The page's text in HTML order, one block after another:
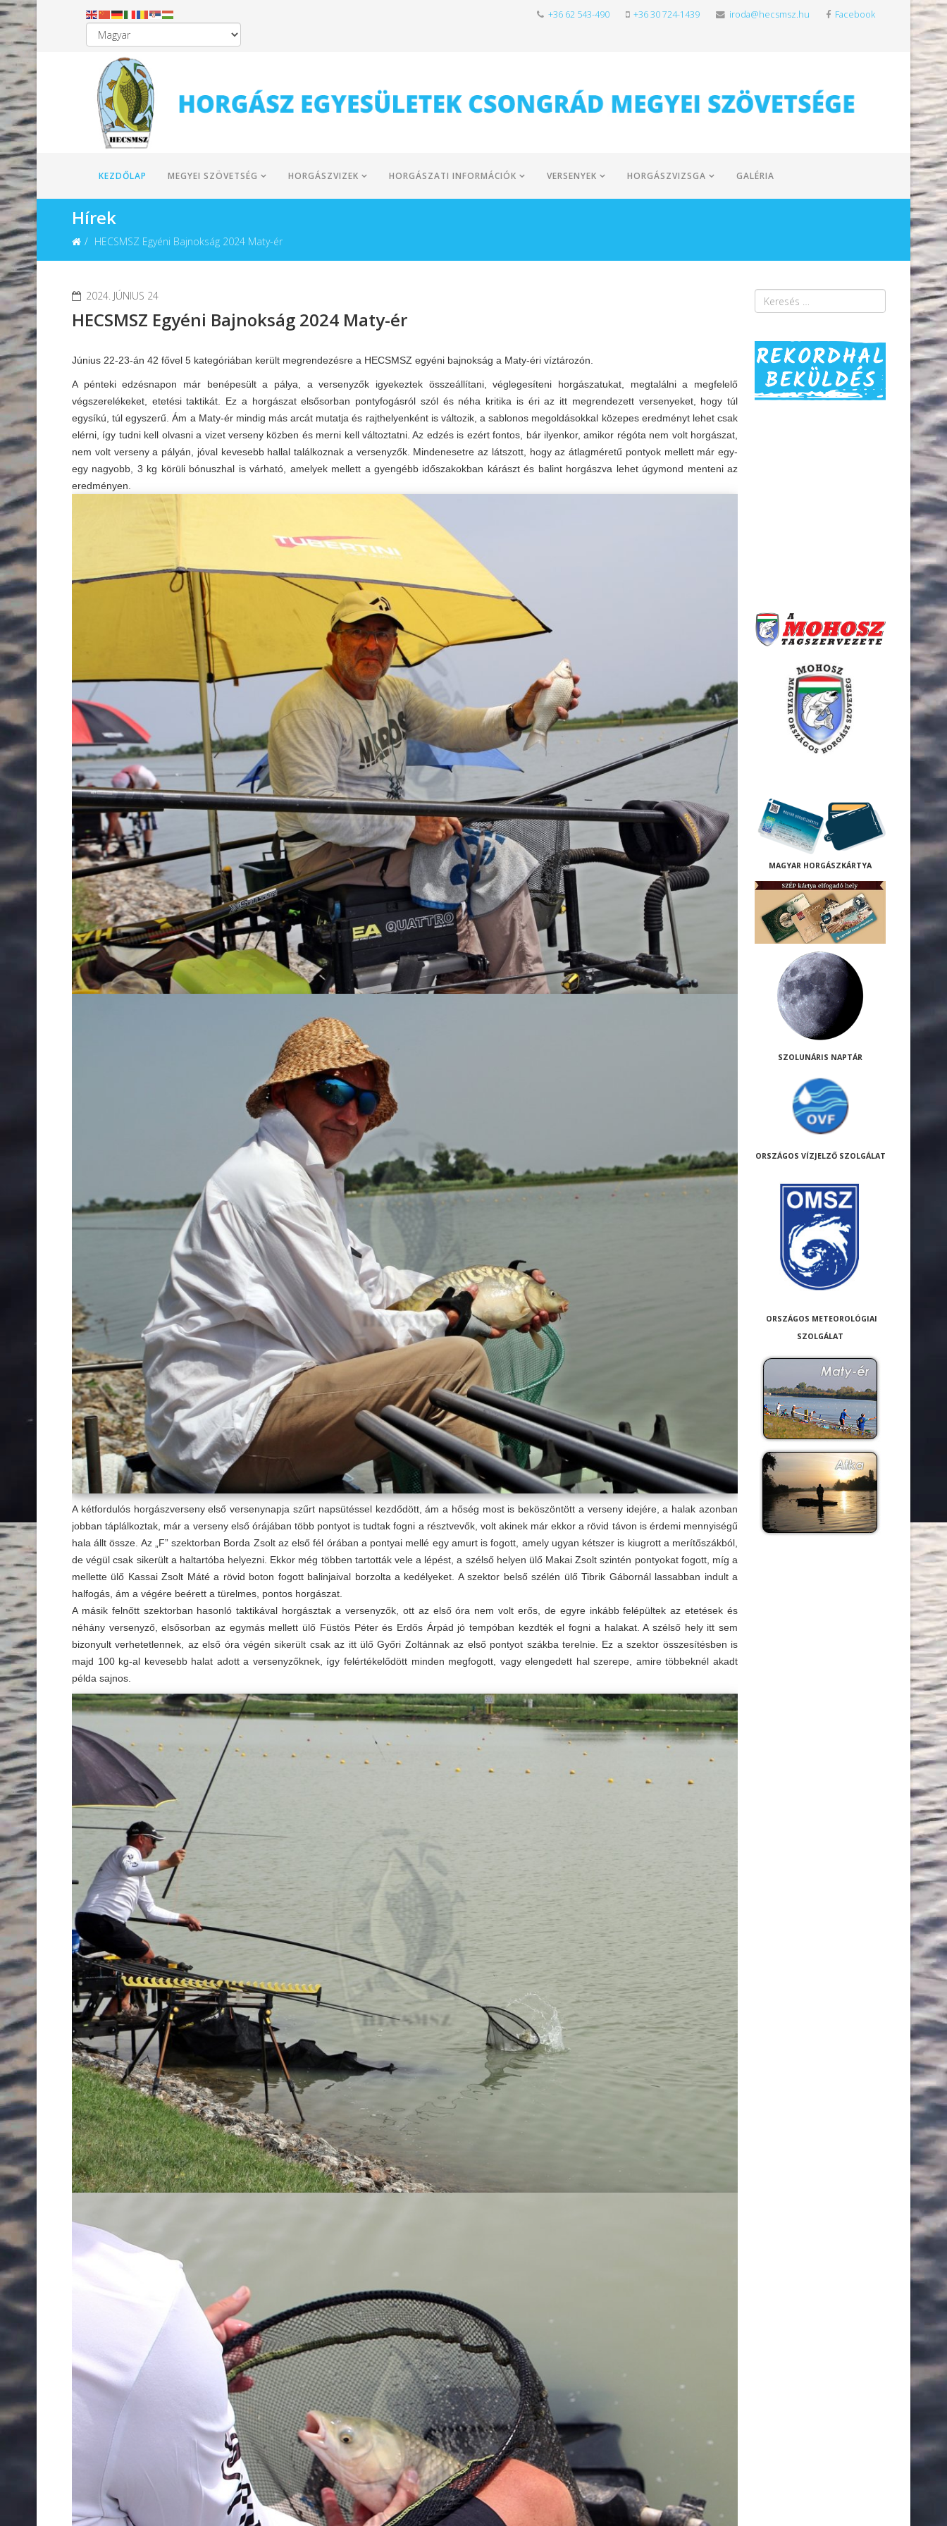
+36 62 543-490 +36 30 724-1439 iroda@hecsmsz.hu Facebook
KEZDŐLAP MEGYEI SZÖVETSÉG HORGÁSZVIZEK HORGÁSZATI INFORMÁCIÓK VERSENYEK HORGÁSZVIZSGA GALÉRIA
Hírek
HECSMSZ Egyéni Bajnokság 2024 Maty-ér
2024. JÚNIUS 24
HECSMSZ Egyéni Bajnokság 2024 Maty-ér
Június 22-23-án 42 fővel 5 kategóriában került megrendezésre a HECSMSZ egyéni bajnokság a Maty-éri víztározón.
A pénteki edzésnapon már benépesült a pálya, a versenyzők igyekeztek összeállítani, véglegesíteni horgászatukat, megtalálni a megfelelő
végszerelékeket, etetési taktikát. Ez a horgászat elsősorban pontyfogásról szól és néha kritika is éri az itt megrendezett versenyeket, hogy túl
egysíkú, túl egyszerű. Ám a Maty-ér mindig más arcát mutatja és rajthelyenként is változik, a sablonos megoldásokkal közepes eredményt lehet csak
elérni, így tudni kell olvasni a vizet verseny közben és merni kell változtatni. Az edzés is ezért fontos, bár ilyenkor, amikor régóta nem volt horgászat,
nem volt verseny a pályán, jóval kevesebb hallal találkoznak a versenyzők. Mindenesetre az látszott, hogy az átlagméretű pontyok mellett már egy-
egy nagyobb, 3 kg körüli bónuszhal is várható, amelyek mellett a gyengébb időszakokban kárászt és balint horgászva lehet úgymond menteni az
eredményen.
A kétfordulós horgászverseny első versenynapja szűrt napsütéssel kezdődött, ám a hőség most is beköszöntött a verseny idejére, a halak azonban
jobban táplálkoztak, már a verseny első órájában több pontyot is tudtak fogni a résztvevők, volt akinek már ekkor a rövid távon is érdemi mennyiségű
hala állt össze. Az „F” szektorban Borda Zsolt az első fél órában a pontyai mellé egy amurt is fogott, amely ugyan kétszer is kiugrott a merítőszákból,
de végül csak sikerült a haltartóba helyezni. Ekkor még többen tartották vele a lépést, a szélső helyen ülő Makai Zsolt szintén pontyokat fogott, míg a
mellette ülő Kassai Zsolt Máté a rövid boton fogott balinjaival borzolta a kedélyeket. A szektor belső szélén ülő Tibrik Gábornál lassabban indult a
halfogás, ám a végére beérett a türelmes, pontos horgászat.
A másik felnőtt szektorban hasonló taktikával horgásztak a versenyzők, ott az első óra nem volt erős, de egyre inkább felépültek az etetések és
néhány versenyző, elsősorban az egymás mellett ülő Füstös Péter és Erdős Árpád jó tempóban kezdték el fogni a halakat. A szélső hely itt sem
bizonyult verhetetlennek, az első óra végén sikerült csak az itt ülő Győri Zoltánnak az első pontyot szákba terelnie. Ez a szektor összesítésben is
majd 100 kg-al kevesebb halat adott a versenyzőknek, így felértékelődött minden megfogott, vagy elengedett hal szerepe, amire többeknél akadt
példa sajnos.
MAGYAR HORGÁSZKÁRTYA
SZOLUNÁRIS NAPTÁR
ORSZÁGOS VÍZJELZŐ SZOLGÁLAT
ORSZÁGOS METEOROLÓGIAI
SZOLGÁLAT